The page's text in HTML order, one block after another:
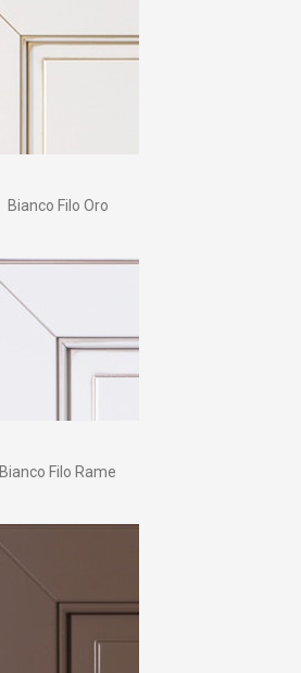
Bianco Filo Oro
Bianco Filo Rame